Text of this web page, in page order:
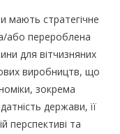
мають стратегічне
або перероблена
для вітчизняних
виробництв, що
зокрема
держави, її
перспективі та